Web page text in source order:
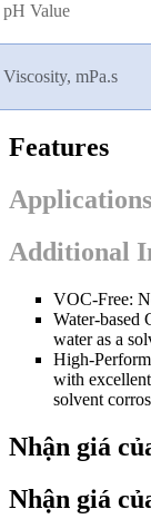
pH Value
Viscosity, mPa.s
Features
Applications
Additional
VOC-Free:
Water-based
water as a
High-
with excellent
solvent
Nhận giá
Nhận giá